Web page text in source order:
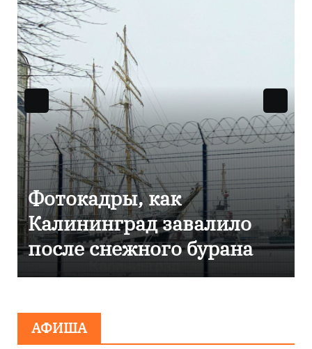
Фоторепортаж как в
Калининграде
эвакуировали ТЦ из-за
сообщения о
АФИША